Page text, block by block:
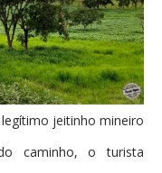
jeitinho mineiro
caminho, o turista